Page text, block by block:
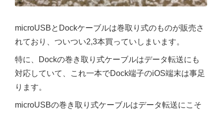
microUSBとDockケーブルは巻取り式のものが販売さ
れており、ついつい2,3本買っていしまいます。
特に、Dockの巻き取り式ケーブルはデータ転送にも
対応していて、これ一本でDock端子のiOS端末は事足
ります。
microUSBの巻き取り式ケーブルはデータ転送にこそ